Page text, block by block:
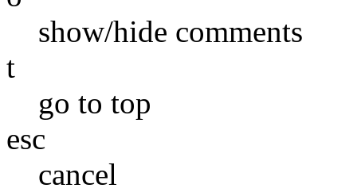
show/hide comments
t
go to top
esc
cancel